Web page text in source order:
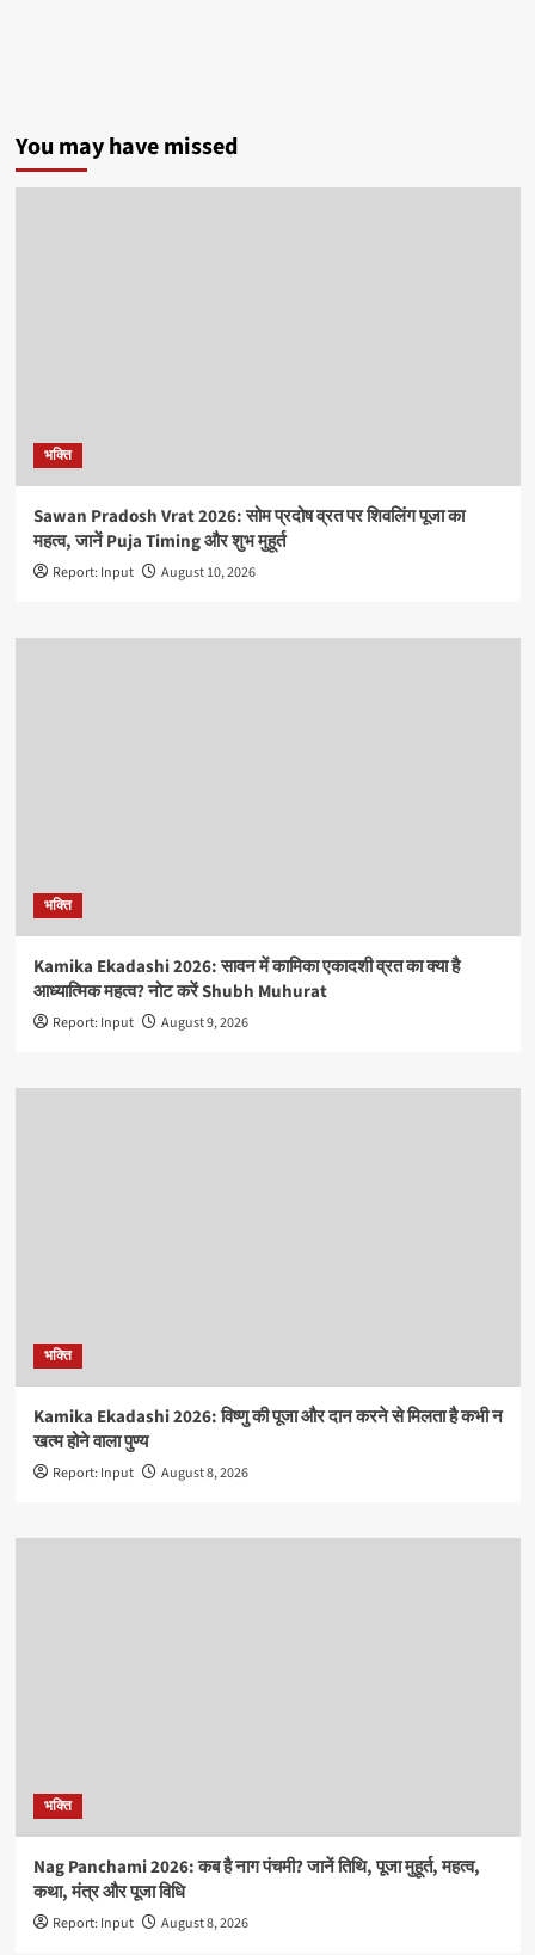
You may have missed
भक्ति
Sawan Pradosh Vrat 2026: सोम प्रदोष व्रत पर शिवलिंग पूजा का
महत्व, जानें Puja Timing और शुभ मुहूर्त
Report: Input August 10, 2026
भक्ति
Kamika Ekadashi 2026: सावन में कामिका एकादशी व्रत का क्या है
आध्यात्मिक महत्व? नोट करें Shubh Muhurat
Report: Input August 9, 2026
भक्ति
Kamika Ekadashi 2026: विष्णु की पूजा और दान करने से मिलता है कभी न
खत्म होने वाला पुण्य
Report: Input August 8, 2026
भक्ति
Nag Panchami 2026: कब है नाग पंचमी? जानें तिथि, पूजा मुहूर्त, महत्व,
कथा, मंत्र और पूजा विधि
Report: Input August 8, 2026